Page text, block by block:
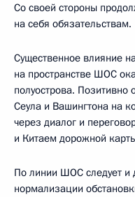
Со своей стороны
на себя обязательствам.
Существенное влияние
на пространстве ШОС
полуострова.
Сеула и Вашингтона на
через диалог и
и Китаем дорожной
По линии ШОС следует и
нормализации